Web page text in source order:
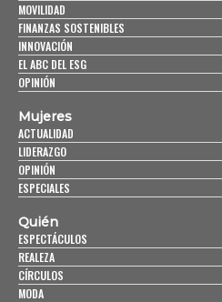
MOVILIDAD
FINANZAS SOSTENIBLES
INNOVACIÓN
EL ABC DEL ESG
OPINIÓN
Mujeres
ACTUALIDAD
LIDERAZGO
OPINIÓN
ESPECIALES
Quién
ESPECTÁCULOS
REALEZA
CÍRCULOS
MODA